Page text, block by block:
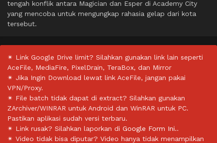
tengah konflik antara Magician dan Esper di Academy City
yang mencoba untuk mengungkap rahasia gelap dari kota
tersebut.
✴ Link Google Drive limit? Silahkan gunakan link lain seperti
AceFile, MediaFire, PixelDrain, TeraBox, dan Mirror
✴ Jika Ingin Download lewat link AceFile, jangan pakai
VPN/Proxy.
✴ File batch tidak dapat di extract? Silahkan gunakan
ZArchiver/WINRAR untuk Android dan WinRAR untuk PC.
Pastikan aplikasi sudah versi terbaru.
✴ Link rusak? Silahkan laporkan di Google Form Ini..
✴ Video tidak bisa diputar? Video hanya tidak menampilkan